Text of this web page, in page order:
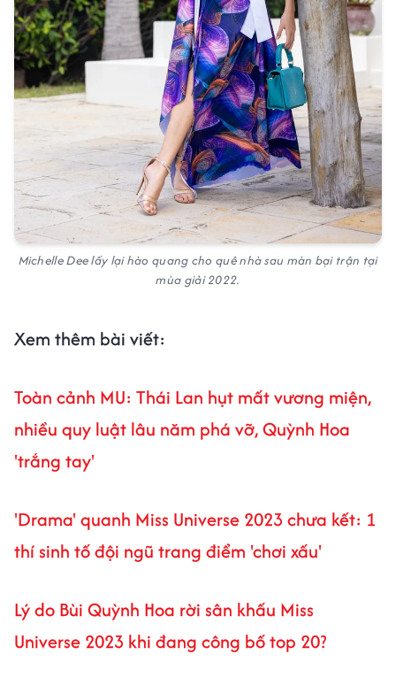
Michelle Dee lấy lại hào quang cho quê nhà sau màn bại trận tại
mùa giải 2022.
Xem thêm bài viết:
Toàn cảnh MU: Thái Lan hụt mất vương miện,
nhiều quy luật lâu năm phá vỡ, Quỳnh Hoa
'trắng tay'
'Drama' quanh Miss Universe 2023 chưa kết: 1
thí sinh tố đội ngũ trang điểm 'chơi xấu'
Lý do Bùi Quỳnh Hoa rời sân khấu Miss
Universe 2023 khi đang công bố top 20?